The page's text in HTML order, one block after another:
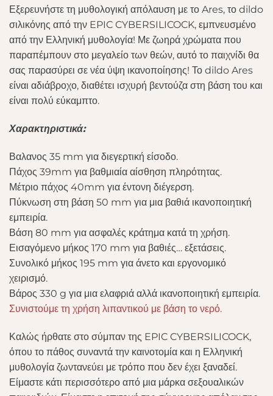
Εξερευνήστε τη μυθολογική απόλαυση με το Ares, το dildo
σιλικόνης από την EPIC CYBERSILICOCK, εμπνευσμένο
από την Ελληνική μυθολογία! Με ζωηρά χρώματα που
παραπέμπουν στο μεγαλείο των θεών, αυτό το παιχνίδι θα
σας παρασύρει σε νέα ύψη ικανοποίησης! Το dildo Ares
είναι αδιάβροχο, διαθέτει ισχυρή βεντούζα στη βάση του και
είναι πολύ εύκαμπτο.
Χαρακτηριστικά:
Βαλανος 35 mm για διεγερτική είσοδο.
Πάχος 39mm για βαθμιαία αίσθηση πληρότητας.
Μέτριο πάχος 40mm για έντονη διέγερση.
Πύκνωση στη βάση 50 mm για μια βαθιά ικανοποιητική
εμπειρία.
Βάση 80 mm για ασφαλές κράτημα κατά τη χρήση.
Εισαγόμενο μήκος 170 mm για βαθιές… εξετάσεις.
Συνολικό μήκος 195 mm για άνετο και εργονομικό
χειρισμό.
Βάρος 330 g για μια ελαφριά αλλά ικανοποιητική εμπειρία.
Συνιστούμε τη χρήση λιπαντικού με βάση το νερό.
Καλώς ήρθατε στο σύμπαν της EPIC CYBERSILICOCK,
όπου το πάθος συναντά την καινοτομία και η Ελληνική
μυθολογία ζωντανεύει με τρόπο που δεν έχει ξαναδεί.
Είμαστε κάτι περισσότερο από μια μάρκα σεξουαλικών